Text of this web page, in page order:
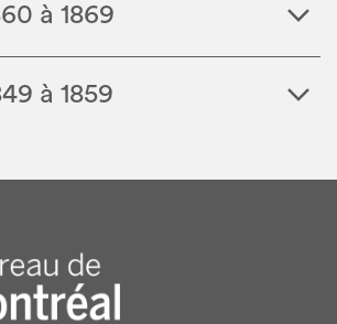
à 1869
à 1859